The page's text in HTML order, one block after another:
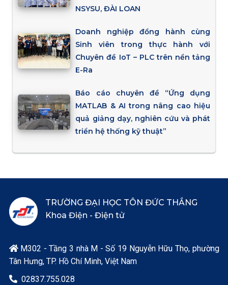
NSYSU, ĐÀI LOAN
Doanh nghiệp đồng hành cùng
Sinh viên trong thực hành với
Chuyên đề IoT – PLC trên nền tảng
E-Ra
Báo cáo chuyên đề “Ứng dụng
MATLAB & AI trong nâng cao hiệu
quả giảng dạy, nghiên cứu và phát
triển hệ thống kỹ thuật”
TRƯỜNG ĐẠI HỌC TÔN ĐỨC THẮNG
Khoa Điện - Điện tử
M302 - Tầng 3 nhà M - Số 19 Nguyễn Hữu Thọ, phường
Tân Hưng, TP. Hồ Chí Minh, Việt Nam
 02837.755.028